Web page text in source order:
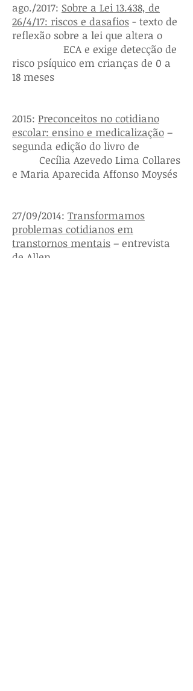
ago./2017: Sobre a Lei 13.438, de
26/4/17: riscos e dasafios - texto de
reflexão sobre a lei que altera o
ECA e exige detecção de
risco psíquico em crianças de 0 a
18 meses
2015: Preconceitos no cotidiano
escolar: ensino e medicalização –
segunda edição do livro de
Cecília Azevedo Lima Collares
e Maria Aparecida Affonso Moysés
27/09/2014: Transformamos
problemas cotidianos em
transtornos mentais – entrevista
de Allen